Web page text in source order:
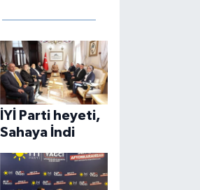
İYİ Parti heyeti,
Sahaya İndi